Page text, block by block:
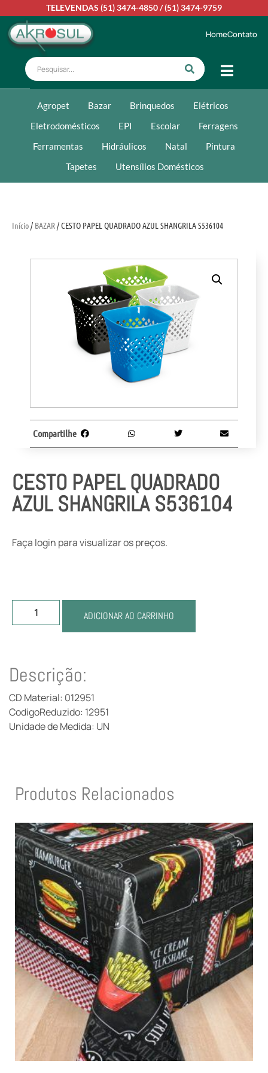
TELEVENDAS (51) 3474-4850/(51) 3474-9759
HomeContato
Agropet Bazar Brinquedos
Elétricos
Eletrodomésticos
EPI Escolar
Ferragens
Ferramentas
Hidráulicos Natal
Pintura
Tapetes
Utensílios Domésticos
Início/ BAZAR/ CESTO PAPEL QUADRADO AZUL SHANGRILA S536104
CESTO PAPEL QUADRADO
AZUL SHANGRILA S536104
Faça login para visualizar os preços.
ADICIONAR AO CARRINHO
Compartilhe
Descrição:
CD Material: 012951
CodigoReduzido: 12951
Unidade de Medida: UN
Produtos Relacionados